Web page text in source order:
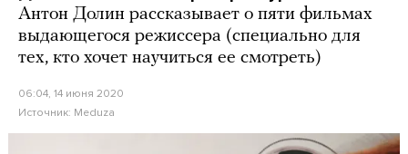
Антон Долин рассказывает о пяти фильмах
выдающегося режиссера (специально для
тех, кто хочет научиться ее смотреть)
06:04, 14 июня 2020
Источник: Meduza